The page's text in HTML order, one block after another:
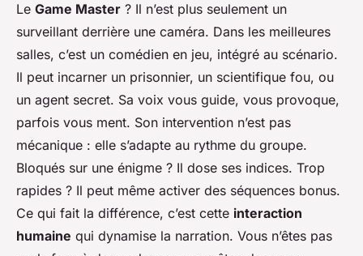
Le Game Master ? Il n’est plus seulement un
surveillant derrière une caméra. Dans les meilleures
salles, c’est un comédien en jeu, intégré au scénario.
Il peut incarner un prisonnier, un scientifique fou, ou
un agent secret. Sa voix vous guide, vous provoque,
parfois vous ment. Son intervention n’est pas
mécanique : elle s’adapte au rythme du groupe.
Bloqués sur une énigme ? Il dose ses indices. Trop
rapides ? Il peut même activer des séquences bonus.
Ce qui fait la différence, c’est cette interaction
humaine qui dynamise la narration. Vous n’êtes pas